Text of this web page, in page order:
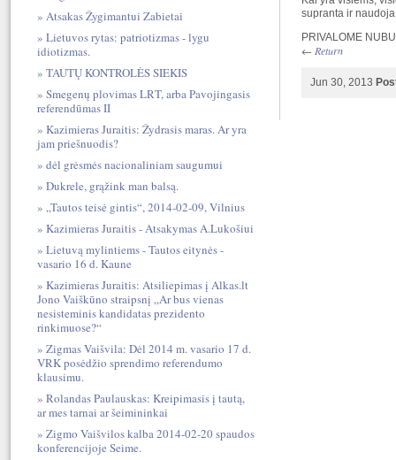
supranta ir
PRIVALOME
← Return
Jun 30, 2013
Atsakas Žygimantui Zabietai
Lietuvos rytas: patriotizmas - lygu
idiotizmas.
TAUTŲ KONTROLĖS SIEKIS
Smegenų plovimas LRT, arba Pavojingasis
referendūmas II
Kazimieras Juraitis: Žydrasis maras. Ar yra
jam priešnuodis?
dėl grėsmės nacionaliniam saugumui
Dukrele, grąžink man balsą.
„Tautos teisė gintis“, 2014-02-09, Vilnius
Kazimieras Juraitis - Atsakymas A.Lukošiui
Lietuvą mylintiems - Tautos eitynės -
vasario 16 d. Kaune
Kazimieras Juraitis: Atsiliepimas į Alkas.lt
Jono Vaiškūno straipsnį „Ar bus vienas
nesisteminis kandidatas prezidento
rinkimuose?“
Zigmas Vaišvila: Dėl 2014 m. vasario 17 d.
VRK posėdžio sprendimo referendumo
klausimu.
Rolandas Paulauskas: Kreipimasis į tautą,
ar mes tarnai ar šeimininkai
Zigmo Vaišvilos kalba 2014-02-20 spaudos
konferencijoje Seime.